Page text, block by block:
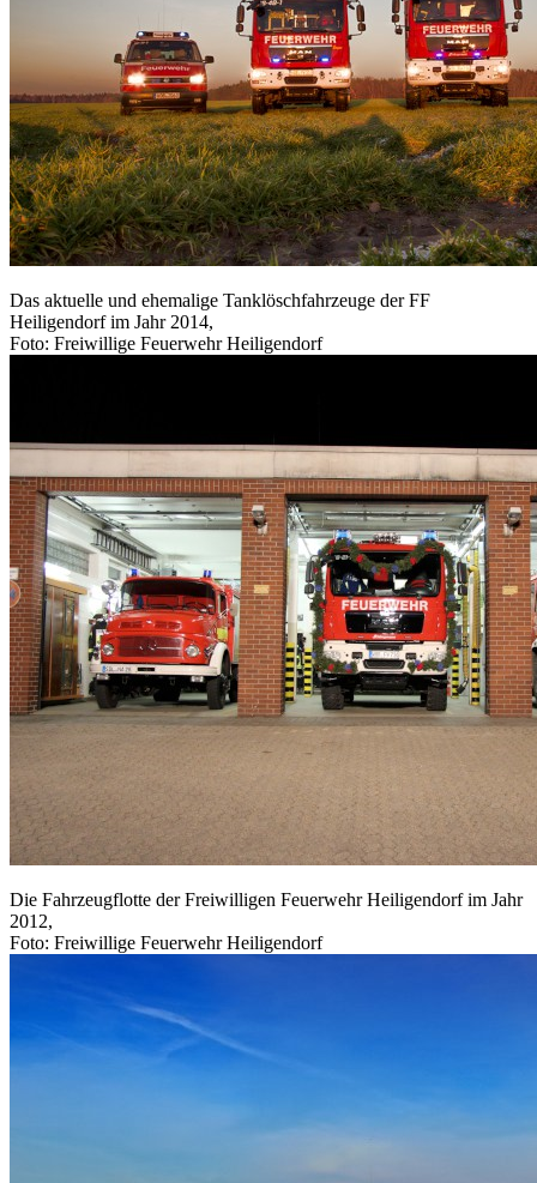
Das aktuelle und ehemalige Tanklöschfahrzeuge der FF
Heiligendorf im Jahr 2014,
Foto: Freiwillige Feuerwehr Heiligendorf
Die Fahrzeugflotte der Freiwilligen Feuerwehr Heiligendorf im Jahr
2012,
Foto: Freiwillige Feuerwehr Heiligendorf